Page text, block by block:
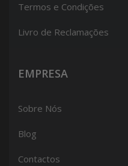
Termos e Condições
Livro de Reclamações
EMPRESA
Sobre Nós
Blog
Contactos